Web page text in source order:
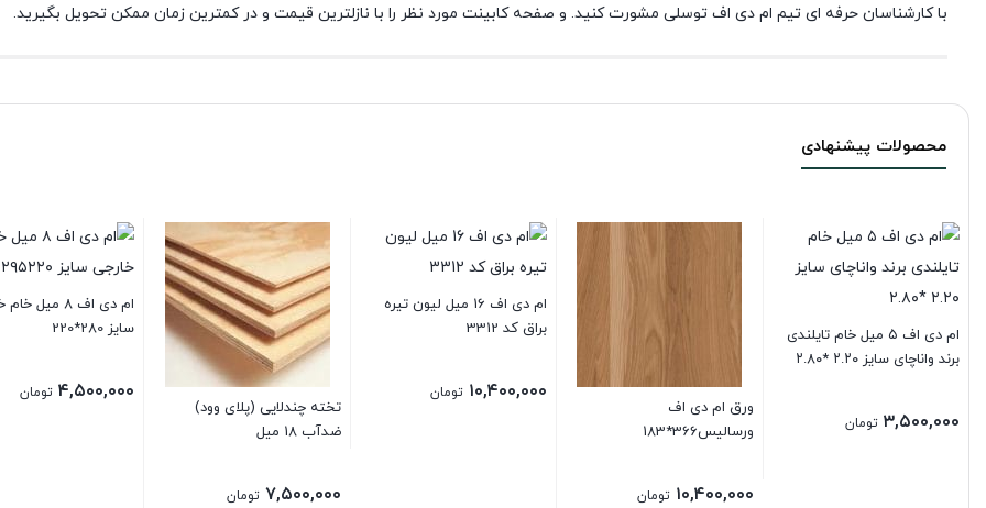
با کارشناسان حرفه ای تیم ام دی اف توسلی مشورت کنید. و صفحه کابینت مورد نظر را با نازلترین قیمت و در کمترین زمان ممکن تحویل بگیرید.
محصولات پیشنهادی
ام دی اف ۵ میل خام تایلندی
برند واناچای سایز ۲.۲۰ *۲.۸۰
۳,۵۰۰,۰۰۰ تومان
ورق ام دی اف
ورسالیس366*183
۱۰,۴۰۰,۰۰۰ تومان
ام دی اف 16 میل لیون تیره
براق کد 3312
۱۰,۴۰۰,۰۰۰ تومان
تخته چندلایی (پلای وود)
ضدآب 18 میل
۷,۵۰۰,۰۰۰ تومان
ام دی اف 8 میل
سایز 280*220
۴,۵۰۰,۰۰۰ تومان